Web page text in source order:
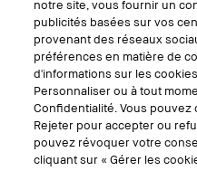
SUIVEZ-NOUS
© Bobbi Brown Professional
réservés.
Conditions Générales de Vente
notre site, vous fournir un
publicités basées sur vos
provenant des réseaux
préférences en matière de
d'informations sur les
Personnaliser ou à tout
Confidentialité. Vous pouvez
Rejeter pour accepter ou
pouvez révoquer votre
cliquant sur « Gérer les